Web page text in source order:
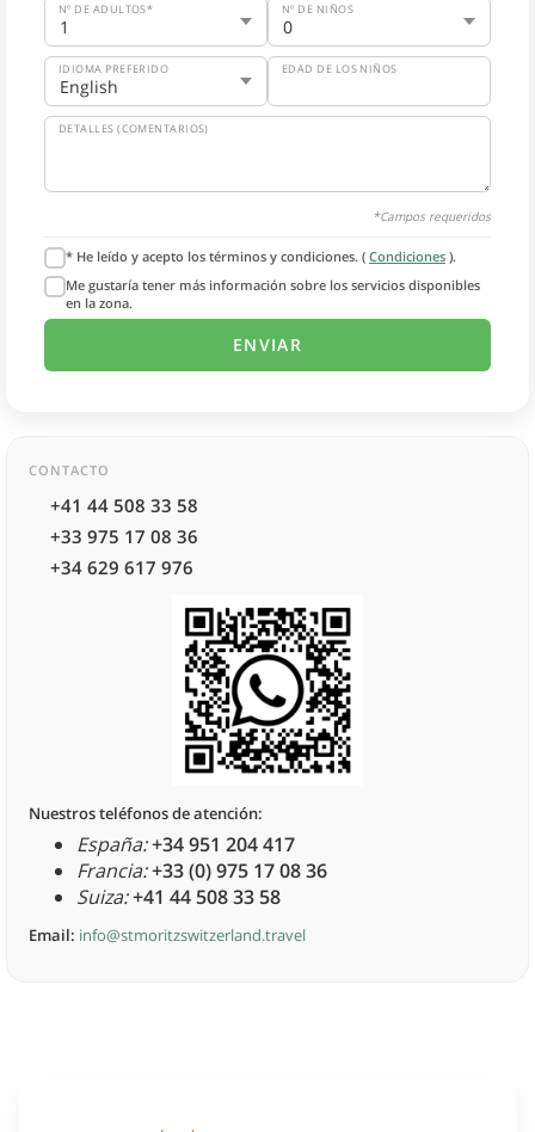
Nº DE ADULTOS* Nº DE NIÑOS
IDIOMA PREFERIDO EDAD DE LOS NIÑOS
DETALLES (COMENTARIOS)
*Campos requeridos
* He leído y acepto los términos y condiciones. ( Condiciones ).
Me gustaría tener más información sobre los servicios disponibles
en la zona.
CONTACTO
+41 44 508 33 58
+33 975 17 08 36
+34 629 617 976
Nuestros teléfonos de atención:
España:+34 951 204 417
Francia:+33 (0) 975 17 08 36
Suiza:+41 44 508 33 58
Email: info@stmoritzswitzerland.travel